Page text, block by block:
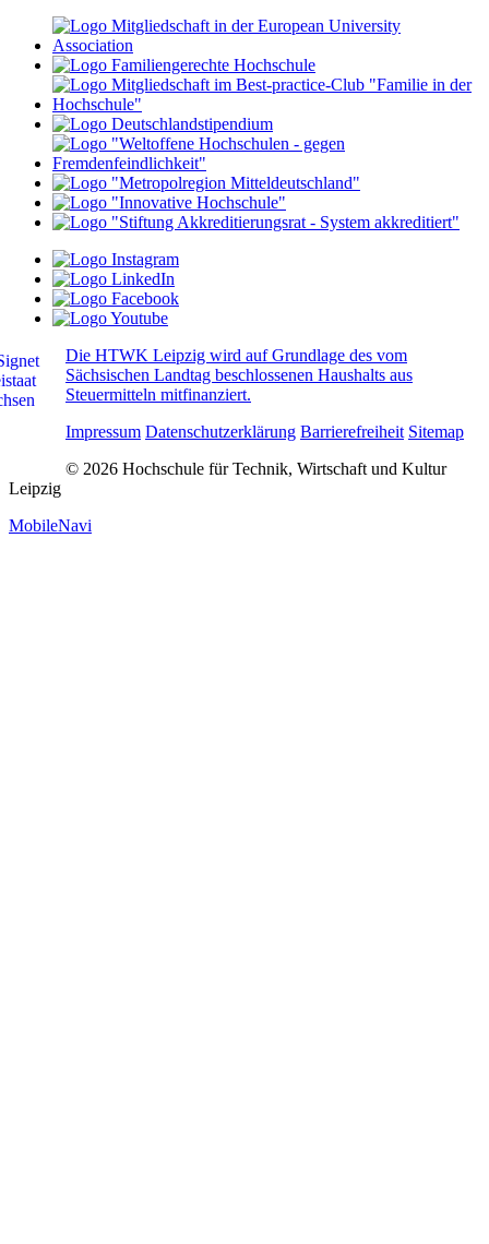
Die HTWK Leipzig wird auf Grundlage des vom
Sächsischen Landtag beschlossenen Haushalts aus
Steuermitteln mitfinanziert.
Impressum Datenschutzerklärung Barrierefreiheit Sitemap
© 2026 Hochschule für Technik, Wirtschaft und Kultur
Leipzig
MobileNavi